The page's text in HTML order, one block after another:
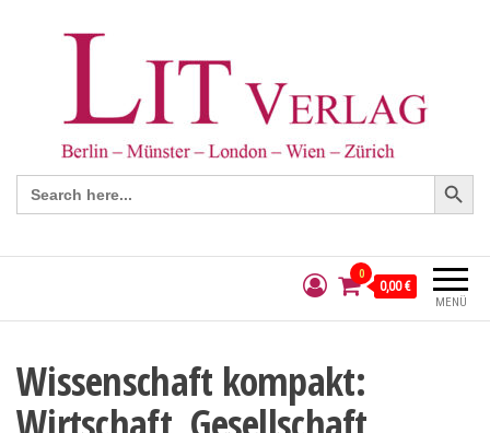
Search
for:
Search Button
MENÜ
0
0,00 €
Wissenschaft kompakt: